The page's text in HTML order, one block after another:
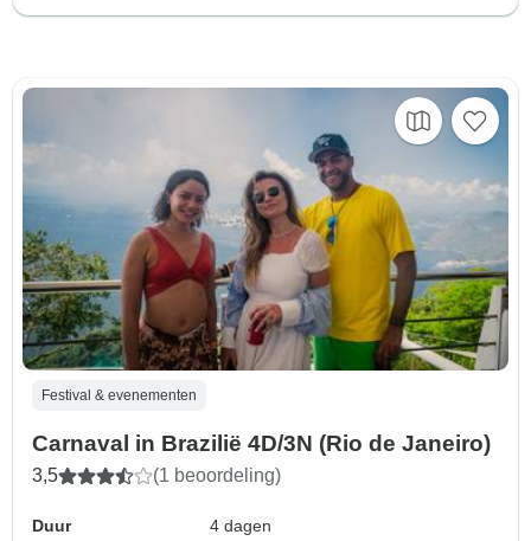
Festival & evenementen
Carnaval in Brazilië 4D/3N (Rio de Janeiro)
3,5 (1 beoordeling)
Duur
4 dagen